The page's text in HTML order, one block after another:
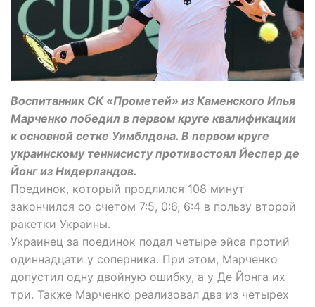
Воспитанник СК «Прометей» из Каменского Илья
Марченко победил в первом круге квалификации
к основной сетке Уимблдона. В первом круге
украинскому теннисисту противостоял Йеспер де
Йонг из Нидерландов.
Поединок, который продлился 108 минут
закончился со счетом 7:5, 0:6, 6:4 в пользу второй
ракетки Украины.
Украинец за поединок подал четыре эйса протий
одиннадцати у соперника. При этом, Марченко
допустил одну двойную ошибку, а у Де Йонга их
три. Также Марченко реализовал два из четырех